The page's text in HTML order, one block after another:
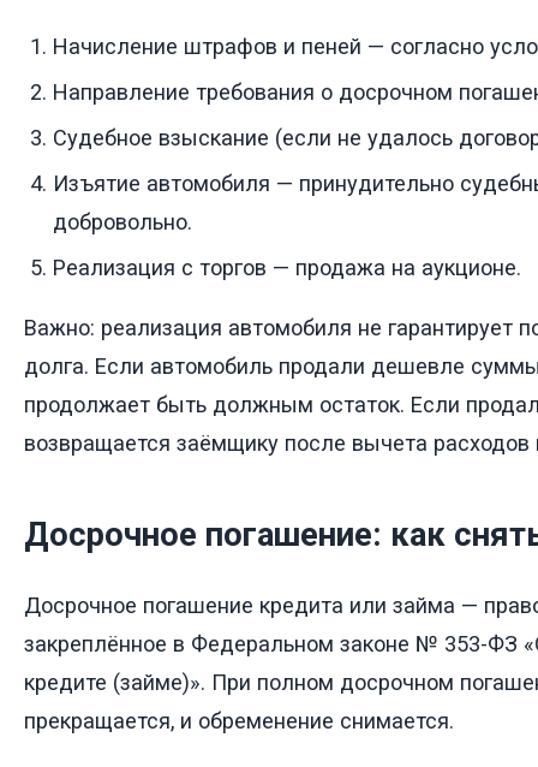
Начисление штрафов и пеней — согласно
Направление требования о досрочном
Судебное взыскание (если не удалось
Изъятие автомобиля — принудительно
добровольно.
Реализация с торгов — продажа на аукционе.
Важно: реализация автомобиля не гарантирует
долга. Если автомобиль продали дешевле
продолжает быть должным остаток. Если
возвращается заёмщику после вычета
Досрочное погашение: как
Досрочное погашение кредита или займа —
закреплённое в Федеральном законе № 353-ФЗ
кредите (займе)». При полном досрочном
прекращается, и обременение снимается.